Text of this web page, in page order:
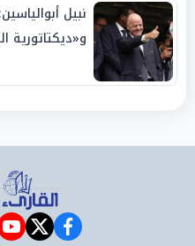
نبيل
و«ديكتاتورية
facebook